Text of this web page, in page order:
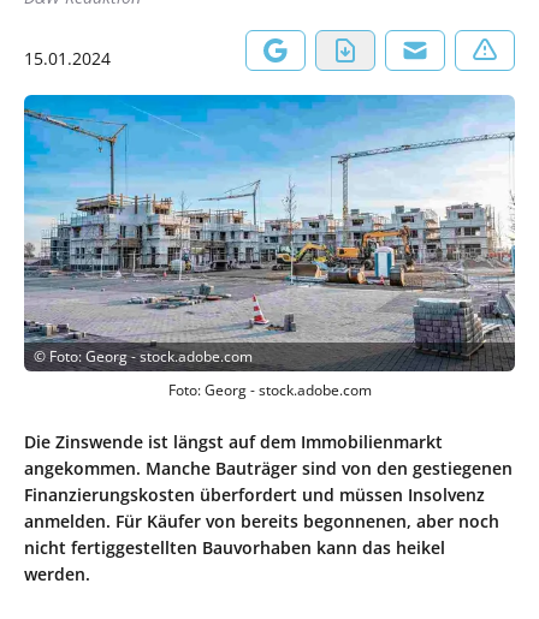
15.01.2024
©Foto: Georg - stock.adobe.com
Foto: Georg - stock.adobe.com
Die Zinswende ist längst auf dem Immobilienmarkt
angekommen. Manche Bauträger sind von den gestiegenen
Finanzierungskosten überfordert und müssen Insolvenz
anmelden. Für Käufer von bereits begonnenen, aber noch
nicht fertiggestellten Bauvorhaben kann das heikel
werden.